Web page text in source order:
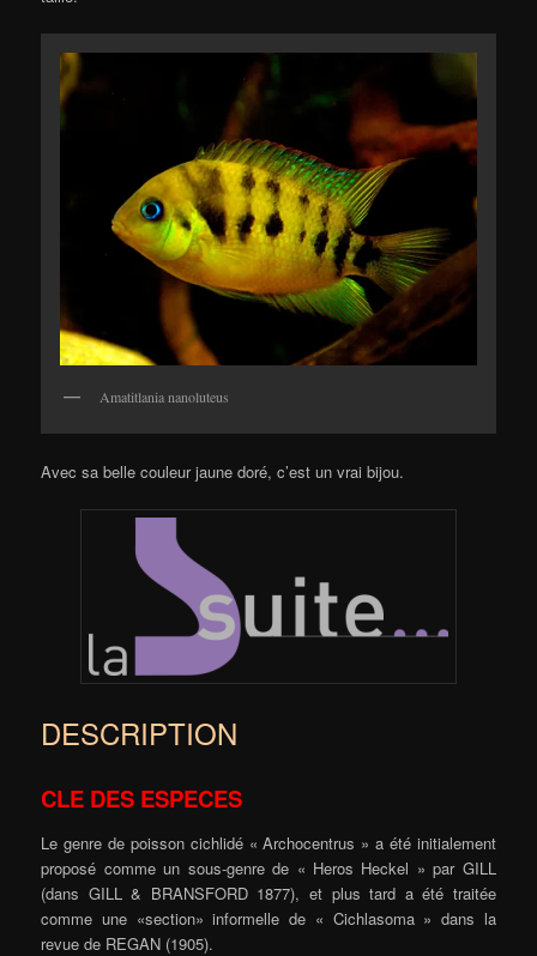
Amatitlania nanoluteus
Avec sa belle couleur jaune doré, c’est un vrai bijou.
DESCRIPTION
CLE DES ESPECES
Le genre de poisson cichlidé « Archocentrus » a été initialement
proposé comme un sous-genre de « Heros Heckel » par GILL
(dans GILL & BRANSFORD 1877), et plus tard a été traitée
comme une «section» informelle de « Cichlasoma » dans la
revue de REGAN (1905).